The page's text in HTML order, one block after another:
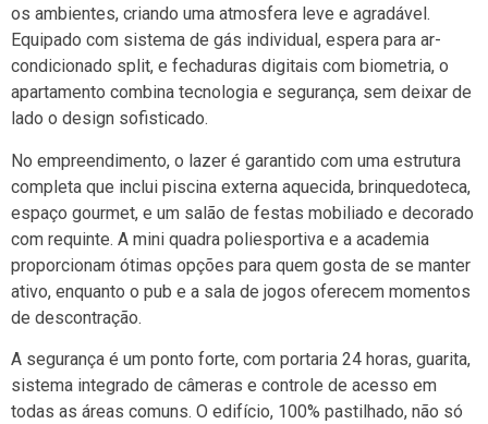
os ambientes, criando uma atmosfera leve e agradável.
Equipado com sistema de gás individual, espera para ar-
condicionado split, e fechaduras digitais com biometria, o
apartamento combina tecnologia e segurança, sem deixar de
lado o design sofisticado.
No empreendimento, o lazer é garantido com uma estrutura
completa que inclui piscina externa aquecida, brinquedoteca,
espaço gourmet, e um salão de festas mobiliado e decorado
com requinte. A mini quadra poliesportiva e a academia
proporcionam ótimas opções para quem gosta de se manter
ativo, enquanto o pub e a sala de jogos oferecem momentos
de descontração.
A segurança é um ponto forte, com portaria 24 horas, guarita,
sistema integrado de câmeras e controle de acesso em
todas as áreas comuns. O edifício, 100% pastilhado, não só